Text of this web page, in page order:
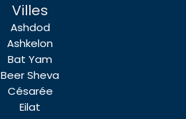
Villes
Ashdod
Ashkelon
Bat Yam
Beer Sheva
Césarée
Eilat